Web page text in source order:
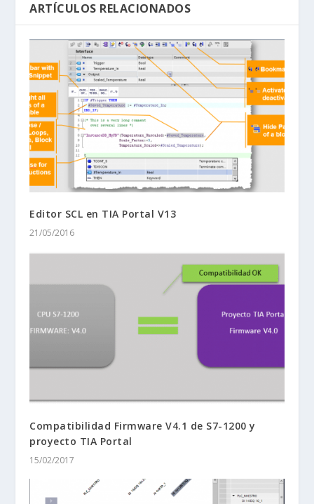
ARTÍCULOS RELACIONADOS
Editor SCL en TIA Portal V13
21/05/2016
Compatibilidad Firmware V4.1 de S7-1200 y
proyecto TIA Portal
15/02/2017